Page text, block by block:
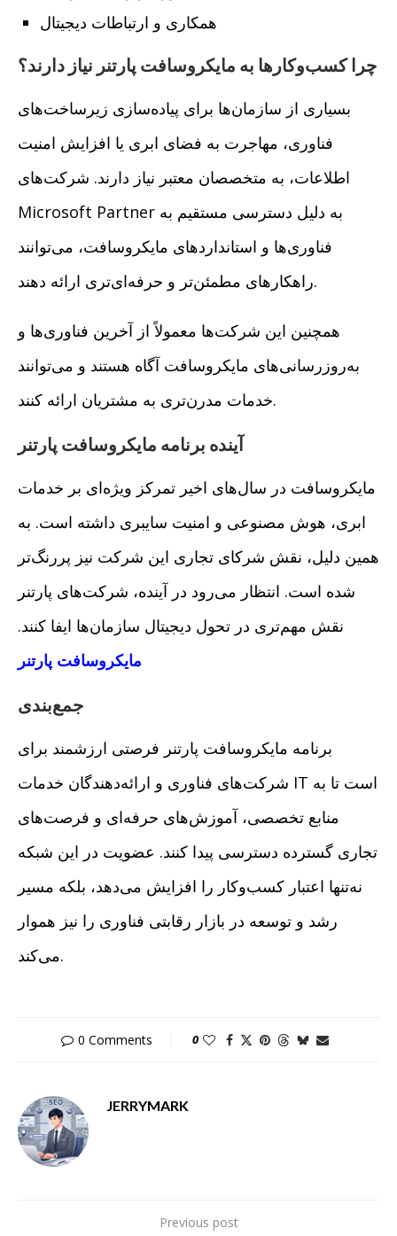
همکاری و ارتباطات دیجیتال
چرا کسب‌وکارها به مایکروسافت پارتنر نیاز دارند؟
بسیاری از سازمان‌ها برای پیاده‌سازی زیرساخت‌های
فناوری، مهاجرت به فضای ابری یا افزایش امنیت
اطلاعات، به متخصصان معتبر نیاز دارند. شرکت‌های
Microsoft Partner به دلیل دسترسی مستقیم به
فناوری‌ها و استانداردهای مایکروسافت، می‌توانند
راهکارهای مطمئن‌تر و حرفه‌ای‌تری ارائه دهند.
همچنین این شرکت‌ها معمولاً از آخرین فناوری‌ها و
به‌روزرسانی‌های مایکروسافت آگاه هستند و می‌توانند
خدمات مدرن‌تری به مشتریان ارائه کنند.
آینده برنامه مایکروسافت پارتنر
مایکروسافت در سال‌های اخیر تمرکز ویژه‌ای بر خدمات
ابری، هوش مصنوعی و امنیت سایبری داشته است. به
همین دلیل، نقش شرکای تجاری این شرکت نیز پررنگ‌تر
شده است. انتظار می‌رود در آینده، شرکت‌های پارتنر
نقش مهم‌تری در تحول دیجیتال سازمان‌ها ایفا کنند.
مایکروسافت پارتنر
جمع‌بندی
برنامه مایکروسافت پارتنر فرصتی ارزشمند برای
شرکت‌های فناوری و ارائه‌دهندگان خدمات IT است تا به
منابع تخصصی، آموزش‌های حرفه‌ای و فرصت‌های
تجاری گسترده دسترسی پیدا کنند. عضویت در این شبکه
نه‌تنها اعتبار کسب‌وکار را افزایش می‌دهد، بلکه مسیر
رشد و توسعه در بازار رقابتی فناوری را نیز هموار
می‌کند.
0 Comments 0
JERRYMARK
Previous post